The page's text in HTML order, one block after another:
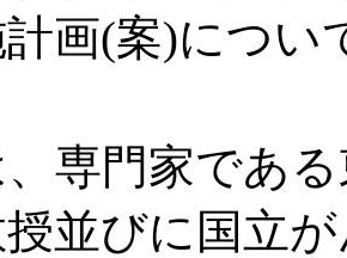
画(案)につい
専門家であ
並びに国立